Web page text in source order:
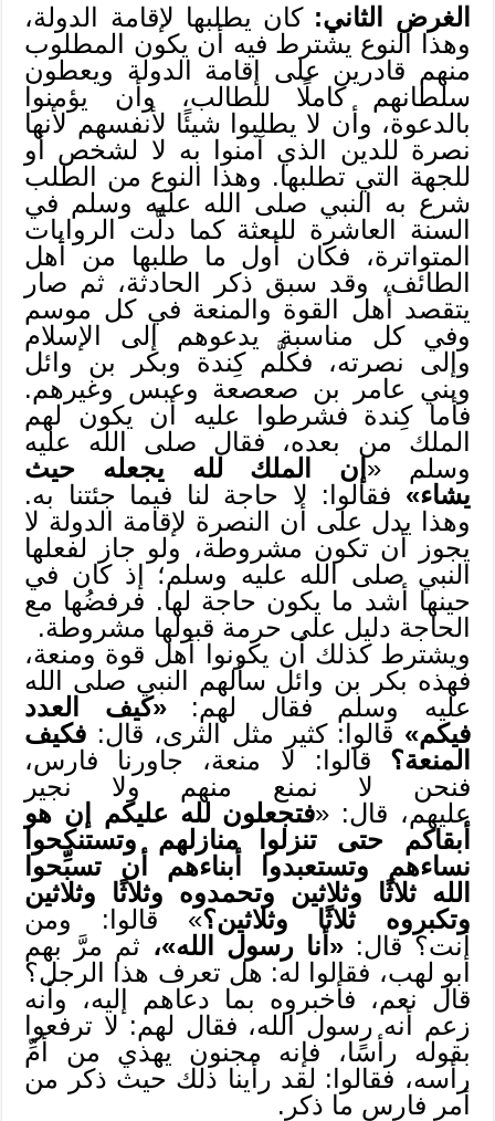
الغرض الثاني: كان يطلبها لإقامة الدولة،
وهذا النوع يشترط فيه أن يكون المطلوب
منهم قادرين على إقامة الدولة ويعطون
سلطانهم كاملًا للطالب، وأن يؤمنوا
بالدعوة، وأن لا يطلبوا شيئًا لأنفسهم لأنها
نصرة للدين الذي آمنوا به لا لشخص أو
للجهة التي تطلبها. وهذا النوع من الطلب
شرع به النبي صلى الله عليه وسلم في
السنة العاشرة للبعثة كما دلَّت الروايات
المتواترة، فكان أول ما طلبها من أهل
الطائف، وقد سبق ذكر الحادثة، ثم صار
يتقصد أهل القوة والمنعة في كل موسم
وفي كل مناسبة يدعوهم إلى الإسلام
وإلى نصرته، فكلَّم كِندة وبكر بن وائل
وبني عامر بن صعصعة وعبس وغيرهم.
فأما كِندة فشرطوا عليه أن يكون لهم
الملك من بعده، فقال صلى الله عليه
وسلم «إن الملك لله يجعله حيث
يشاء» فقالوا: لا حاجة لنا فيما جئتنا به.
وهذا يدل على أن النصرة لإقامة الدولة لا
يجوز أن تكون مشروطة، ولو جاز لفعلها
النبي صلى الله عليه وسلم؛ إذ كان في
حينها أشد ما يكون حاجة لها. فرفضُها مع
الحاجة دليل على حرمة قبولها مشروطة.
ويشترط كذلك أن يكونوا أهل قوة ومنعة،
فهذه بكر بن وائل سألهم النبي صلى الله
عليه وسلم فقال لهم:«كيف العدد
فيكم» قالوا: كثير مثل الثرى، قال: فكيف
المنعة؟ قالوا: لا منعة، جاورنا فارس،
فنحن لا نمنع منهم ولا نجير
عليهم، قال: «فتجعلون لله عليكم إن هو
أبقاكم حتى تنزلوا منازلهم وتستنكحوا
نساءهم وتستعبدوا أبناءهم أن تسبِّحوا
الله ثلاثًا وثلاثين وتحمدوه وثلاثًا وثلاثين
وتكبروه ثلاثًا وثلاثين؟» قالوا: ومن
أنت؟ قال:«أنا رسول الله»، ثم مرَّ بهم
أبو لهب، فقالوا له: هل تعرف هذا الرجل؟
قال نعم، فأخبروه بما دعاهم إليه، وأنه
زعم أنه رسول الله، فقال لهم: لا ترفعوا
بقوله رأسًا، فإنه مجنون يهذي من أمِّ
رأسه، فقالوا: لقد رأينا ذلك حيث ذكر من
أمر فارس ما ذكر.